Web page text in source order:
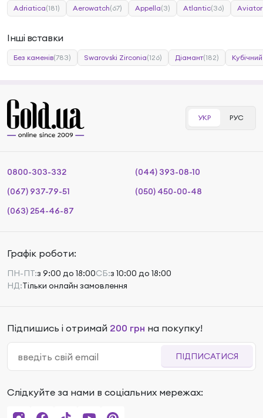
Adriatica(181) Aerowatch(67) Appella(3) Atlantic(36) Aviator
Інші вставки
Без каменів(783) Swarovski Zirconia(126) Діамант(182)
УКР РУС
0800-303-332
(044) 393-08-10
(067) 937-79-51
(050) 450-00-48
(063) 254-46-87
Графік роботи:
ПН-ПТ:з 9:00 до 18:00СБ:з 10:00 до 18:00
НД:Тільки онлайн замовлення
Підпишись і отримай 200 грн на покупку!
ПІДПИСАТИСЯ
Слідкуйте за нами в соціальних мережах: